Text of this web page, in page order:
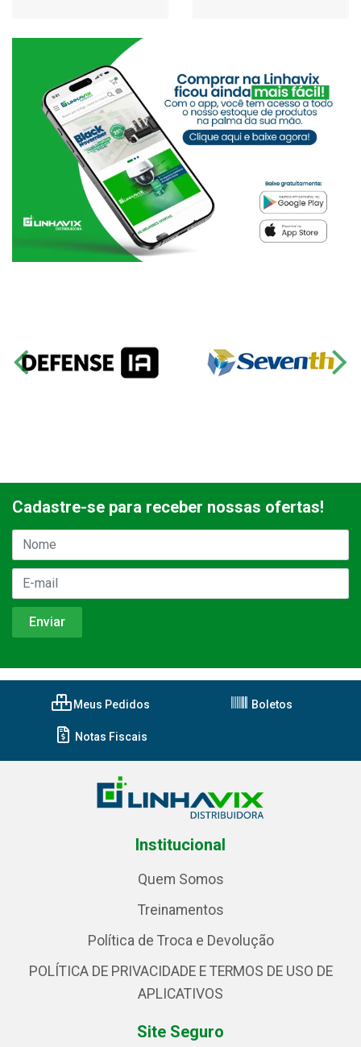
Cadastre-se para receber nossas ofertas!
Meus Pedidos Boletos
Notas Fiscais
Institucional
Quem Somos
Treinamentos
Política de Troca e Devolução
POLÍTICA DE PRIVACIDADE E TERMOS DE USO DE
APLICATIVOS
Site Seguro